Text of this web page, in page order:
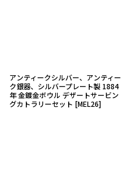
アンティークシルバー、アンティー
ク銀器、シルバープレート製 1884
年 金鍍金ボウル デザートサービン
グカトラリーセット [MEL26]